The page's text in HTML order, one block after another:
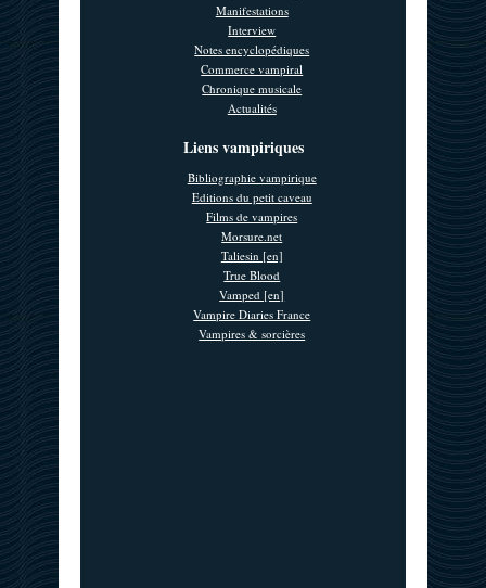
Manifestations
Interview
Notes encyclopédiques
Commerce vampiral
Chronique musicale
Actualités
Liens vampiriques
Bibliographie vampirique
Editions du petit caveau
Films de vampires
Morsure.net
Taliesin [en]
True Blood
Vamped [en]
Vampire Diaries France
Vampires & sorcières